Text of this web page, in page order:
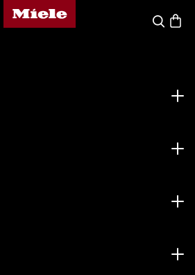
Homepage van Miele
Wat zoek